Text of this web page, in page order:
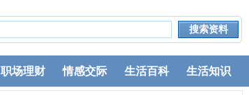
职场理财 情感交际 生活百科 生活知识